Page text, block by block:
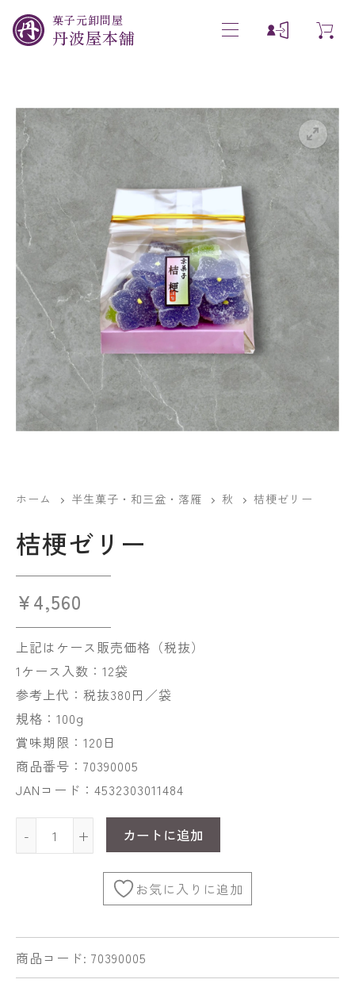
菓子元卸問屋
丹波屋本舗
ホーム 半生菓子・和三盆・落雁 秋 桔梗ゼリー
桔梗ゼリー
¥4,560
上記はケース販売価格（税抜）
1ケース入数：12袋
参考上代：税抜380円／袋
規格：100g
賞味期限：120日
商品番号：70390005
JANコード：4532303011484
- + カートに追加
お気に入りに追加
商品コード: 70390005